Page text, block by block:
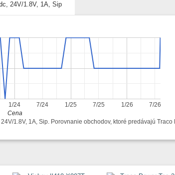
24V/1.8V, 1A, Sip
1/24 1/25 1/26
7/24 7/25 7/26
Cena
1.8V, 1A, Sip. Porovnanie obchodov, ktoré predávajú Traco